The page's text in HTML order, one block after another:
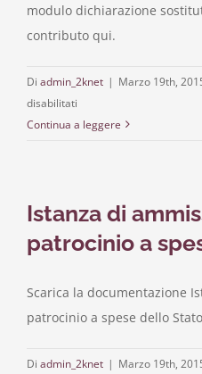
patrocinio
legale
Lg
Regionale
11/08
modulo dichiarazione
contributo qui.
Di admin_2knet | Marzo 19th,
disabilitati
Contributo
di
giustizia
Continua a leggere
Istanza di
patrocinio a
Scarica la documentazione
patrocinio a spese dello Stato
Di admin_2knet | Marzo 19th,